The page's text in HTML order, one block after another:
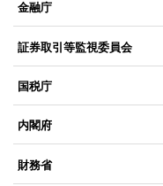
金融庁
証券取引等監視委員会
国税庁
内閣府
財務省